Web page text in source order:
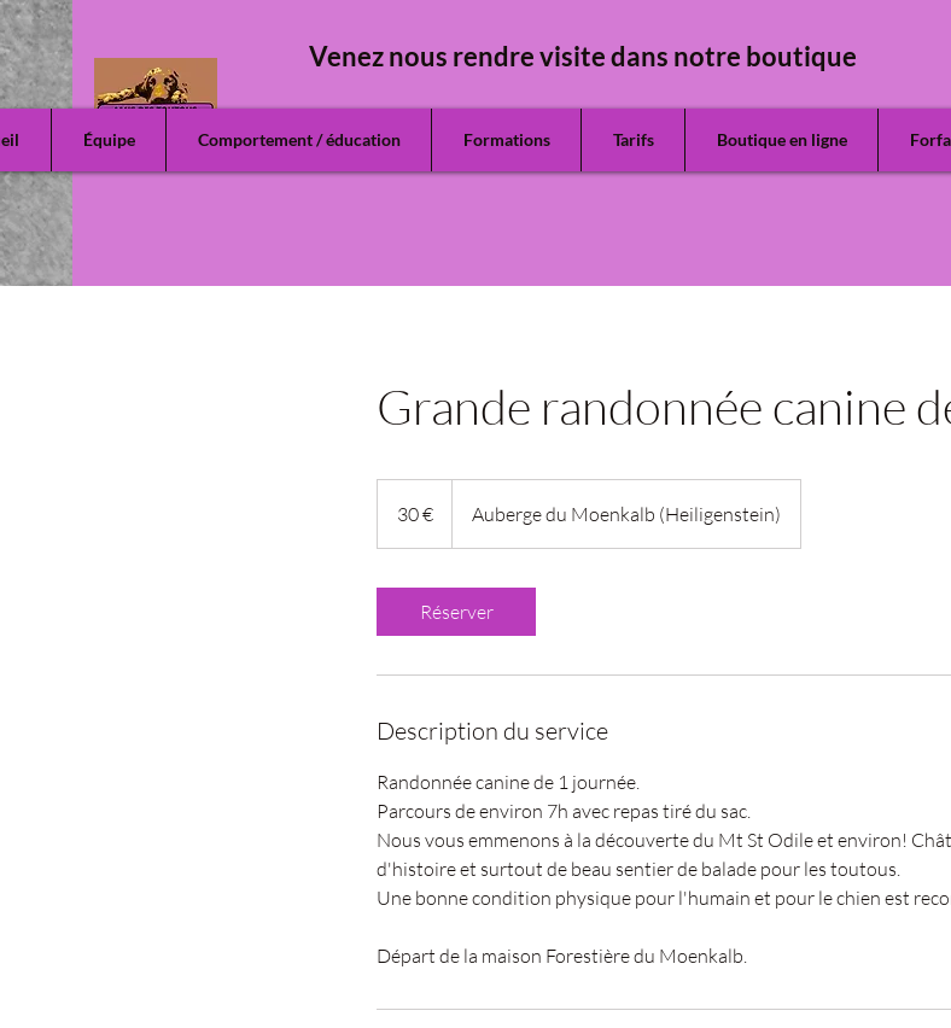
Venez nous rendre visite dans notre boutique
Équipe Comportement / éducation Formations Tarifs Boutique en ligne
Grande randonnée canine
30 € Auberge du Moenkalb (Heiligenstein)
Réserver
Description du service
Randonnée canine de 1 journée.
Parcours de environ 7h avec repas tiré du sac.
Nous vous emmenons à la découverte du Mt St Odile et environ!
d'histoire et surtout de beau sentier de balade pour les toutous.
Une bonne condition physique pour l'humain et pour le chien est